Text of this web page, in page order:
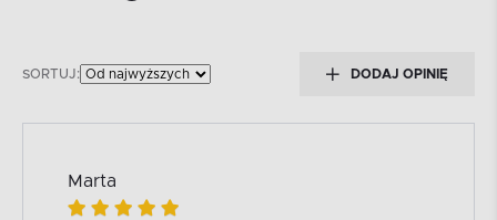
SORTUJ: DODAJ OPINIĘ
Marta